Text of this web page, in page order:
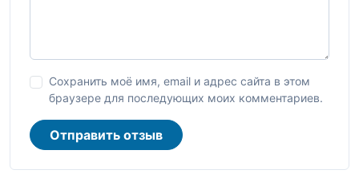
Сохранить моё имя, email и адрес сайта в этом
браузере для последующих моих комментариев.
Отправить отзыв